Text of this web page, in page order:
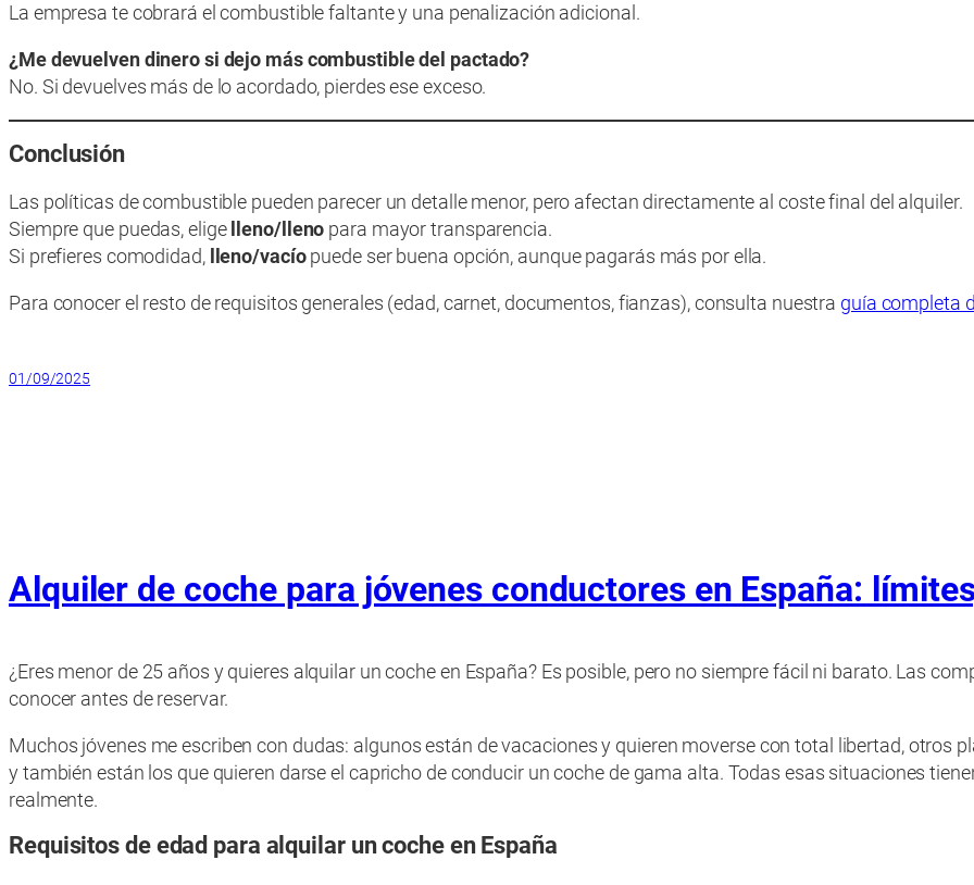
La empresa te cobrará el combustible faltante y una penalización adicional.
¿Me devuelven dinero si dejo más combustible del pactado?
No. Si devuelves más de lo acordado, pierdes ese exceso.
Conclusión
Las políticas de combustible pueden parecer un detalle menor, pero afectan directamente al coste final del alquiler.
Siempre que puedas, eligelleno/lleno para mayor transparencia.
Si prefieres comodidad, lleno/vacíopuede ser buena opción, aunque pagarás más por ella.
Para conocer el resto de requisitos generales (edad, carnet, documentos, fianzas), consulta nuestra guía completa
01/09/2025
Alquiler de coche para jóvenes conductores en España:
¿Eres menor de 25 años y quieres alquilar un coche en España? Es posible, pero no siempre fácil ni barato. Las
conocer antes de reservar.
Muchos jóvenes me escriben con dudas: algunos están de vacaciones y quieren moverse con total libertad, otros
y también están los que quieren darse el capricho de conducir un coche de gama alta. Todas esas situaciones
realmente.
Requisitos de edad para alquilar un coche en España